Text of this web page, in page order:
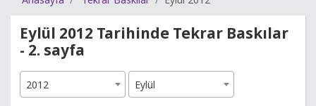
Eylül 2012 Tarihinde Tekrar Baskılar
- 2. sayfa
2012 Eylül